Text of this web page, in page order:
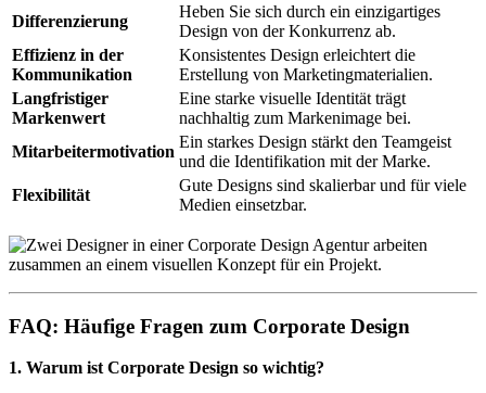
Differenzierung
Heben Sie sich durch ein einzigartiges
Design von der Konkurrenz ab.
Effizienz in der
Kommunikation
Konsistentes Design erleichtert die
Erstellung von Marketingmaterialien.
Langfristiger
Markenwert
Eine starke visuelle Identität trägt
nachhaltig zum Markenimage bei.
Mitarbeitermotivation
Ein starkes Design stärkt den Teamgeist
und die Identifikation mit der Marke.
Flexibilität
Gute Designs sind skalierbar und für viele
Medien einsetzbar.
FAQ: Häufige Fragen zum Corporate Design
1. Warum ist Corporate Design so wichtig?